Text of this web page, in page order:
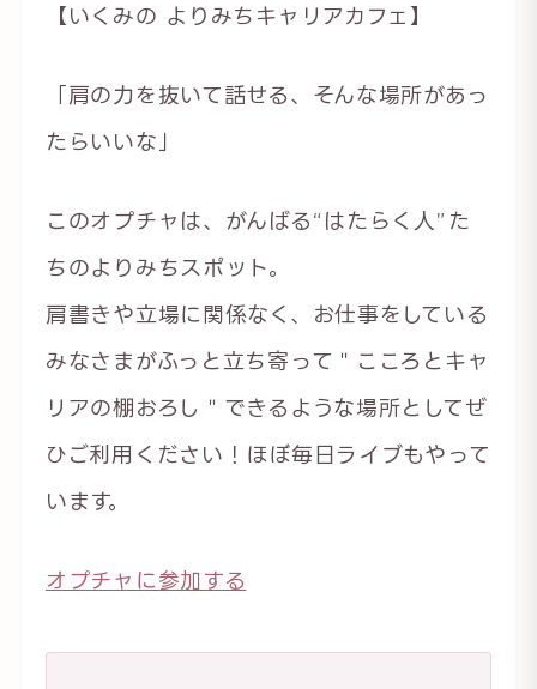
【いくみの よりみちキャリアカフェ】
「肩の力を抜いて話せる、そんな場所があっ
たらいいな」
このオプチャは、がんばる“はたらく人”た
ちのよりみちスポット。
肩書きや立場に関係なく、お仕事をしている
みなさまがふっと立ち寄って＂こころとキャ
リアの棚おろし＂できるような場所としてぜ
ひご利用ください！ほぼ毎日ライブもやって
います。
オプチャに参加する